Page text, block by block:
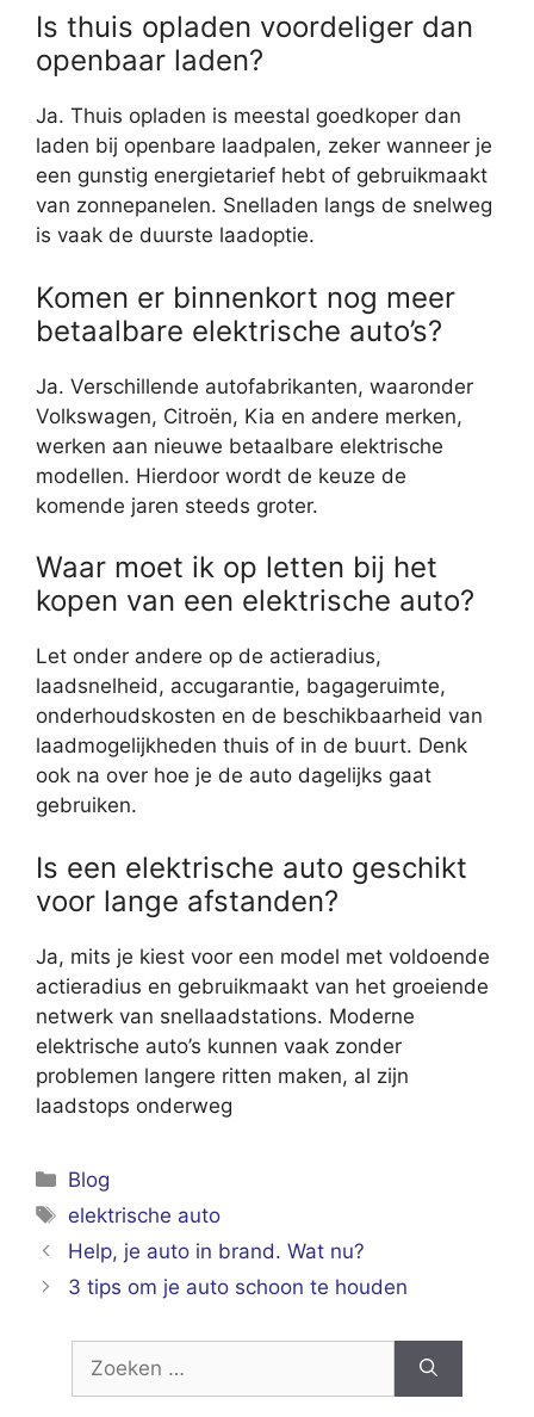
Is thuis opladen voordeliger dan
openbaar laden?
Ja. Thuis opladen is meestal goedkoper dan
laden bij openbare laadpalen, zeker wanneer je
een gunstig energietarief hebt of gebruikmaakt
van zonnepanelen. Snelladen langs de snelweg
is vaak de duurste laadoptie.
Komen er binnenkort nog meer
betaalbare elektrische auto’s?
Ja. Verschillende autofabrikanten, waaronder
Volkswagen, Citroën, Kia en andere merken,
werken aan nieuwe betaalbare elektrische
modellen. Hierdoor wordt de keuze de
komende jaren steeds groter.
Waar moet ik op letten bij het
kopen van een elektrische auto?
Let onder andere op de actieradius,
laadsnelheid, accugarantie, bagageruimte,
onderhoudskosten en de beschikbaarheid van
laadmogelijkheden thuis of in de buurt. Denk
ook na over hoe je de auto dagelijks gaat
gebruiken.
Is een elektrische auto geschikt
voor lange afstanden?
Ja, mits je kiest voor een model met voldoende
actieradius en gebruikmaakt van het groeiende
netwerk van snellaadstations. Moderne
elektrische auto’s kunnen vaak zonder
problemen langere ritten maken, al zijn
laadstops onderweg
Categorieën
Blog
Tags
elektrische auto
Help, je auto in brand. Wat nu?
3 tips om je auto schoon te houden
naar: